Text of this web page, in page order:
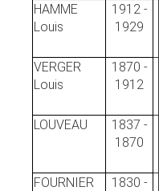
HAMME
Louis
1912 -
1929
VERGER
Louis
1870 -
1912
LOUVEAU
1837 -
1870
FOURNIER
1830 -